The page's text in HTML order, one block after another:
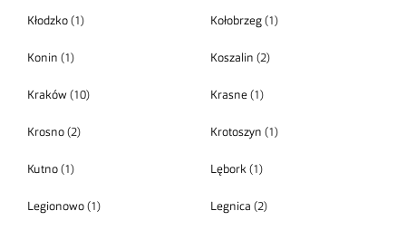
Kłodzko (1) Kołobrzeg(1)
Konin (1) Koszalin (2)
Kraków (10) Krasne(1)
Krosno (2) Krotoszyn (1)
Kutno (1) Lębork(1)
Legionowo (1) Legnica (2)